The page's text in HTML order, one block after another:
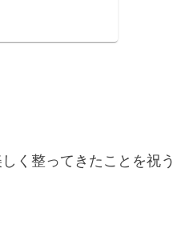
く整ってきたことを祝う